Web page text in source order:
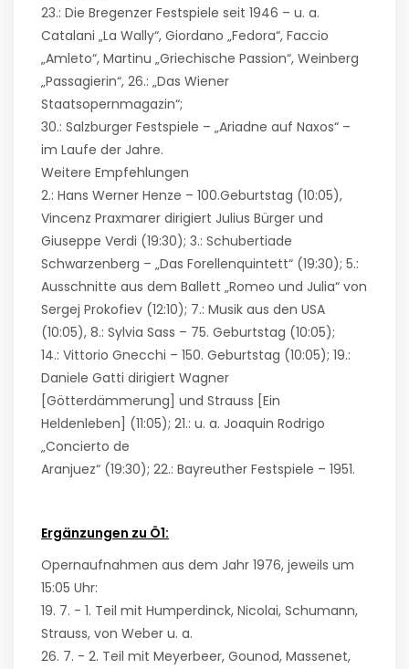
23.: Die Bregenzer Festspiele seit 1946 – u. a.
Catalani „La Wally“, Giordano „Fedora“, Faccio
„Amleto“, Martinu „Griechische Passion“, Weinberg
„Passagierin“, 26.: „Das Wiener
Staatsopernmagazin“;
30.: Salzburger Festspiele – „Ariadne auf Naxos“ –
im Laufe der Jahre.
Weitere Empfehlungen
2.: Hans Werner Henze – 100.Geburtstag (10:05),
Vincenz Praxmarer dirigiert Julius Bürger und
Giuseppe Verdi (19:30); 3.: Schubertiade
Schwarzenberg – „Das Forellenquintett“ (19:30); 5.:
Ausschnitte aus dem Ballett „Romeo und Julia“ von
Sergej Prokofiev (12:10); 7.: Musik aus den USA
(10:05), 8.: Sylvia Sass – 75. Geburtstag (10:05);
14.: Vittorio Gnecchi – 150. Geburtstag (10:05); 19.:
Daniele Gatti dirigiert Wagner
[Götterdämmerung] und Strauss [Ein
Heldenleben] (11:05); 21.: u. a. Joaquin Rodrigo
„Concierto de
Aranjuez“ (19:30); 22.: Bayreuther Festspiele – 1951.
Ergänzungen zu Ö1:
Opernaufnahmen aus dem Jahr 1976, jeweils um
15:05 Uhr:
19. 7. - 1. Teil mit Humperdinck, Nicolai, Schumann,
Strauss, von Weber u. a.
26. 7. - 2. Teil mit Meyerbeer, Gounod, Massenet,